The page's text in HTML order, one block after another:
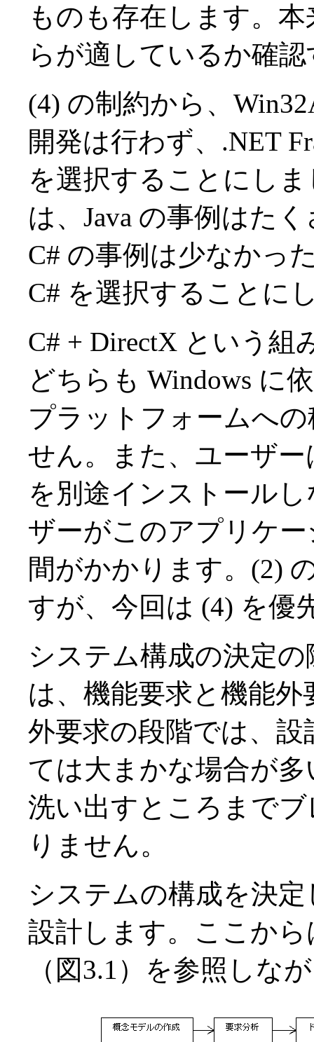
ものも存在します。
らが適しているか確
(4) の制約から、
開発は行わず、.NET
を選択することにし
は、Java の事例はた
C# の事例は少なかっ
C# を選択することに
C# + DirectX という
どちらも Windows に
プラットフォームへ
せん。また、ユーザー
を別途インストール
ザーがこのアプリケ
間がかかります。(2)
すが、今回は (4) を優
システム構成の決定
は、機能要求と機能
外要求の段階では、
ては大まかな場合が
洗い出すところまで
りません。
システムの構成を決
設計します。ここか
（図3.1）を参照しな